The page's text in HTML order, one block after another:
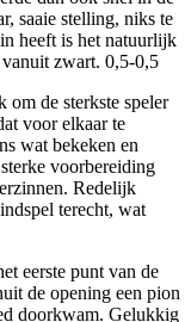
saaie stelling, niks te
heeft is het natuurlijk
zwart. 0,5-0,5
om de sterkste speler
voor elkaar te
wat bekeken en
voorbereiding
Redelijk
terecht, wat
eerste punt van de
de opening een pion
doorkwam. Gelukkig